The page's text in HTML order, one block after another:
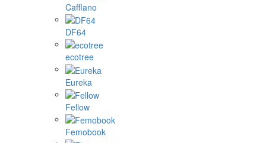
Cafflano
DF64
ecotree
Eureka
Fellow
Femobook